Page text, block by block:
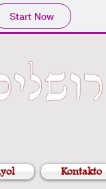
Start Now
Kontakto